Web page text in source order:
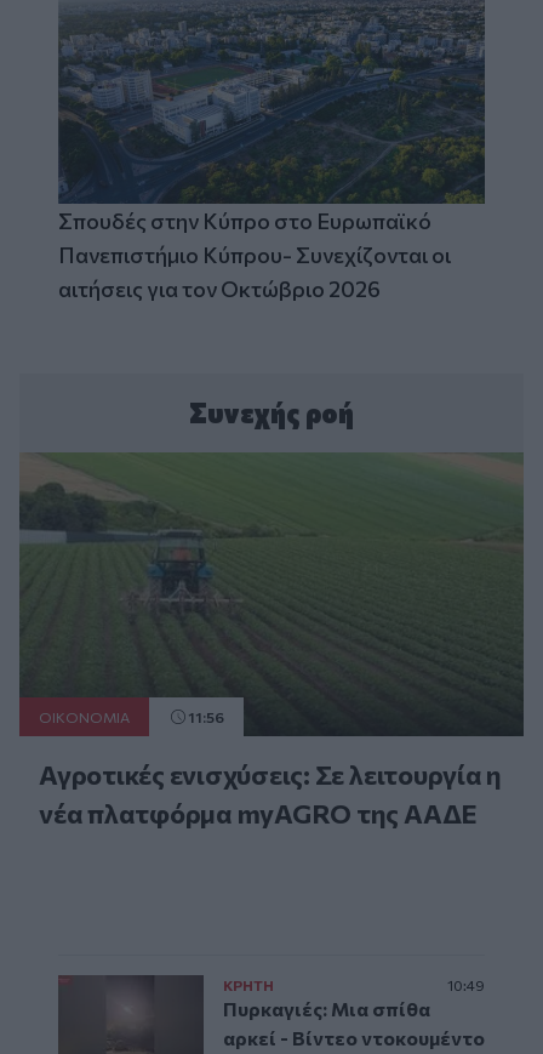
Σπουδές στην Κύπρο στο Ευρωπαϊκό
Πανεπιστήμιο Κύπρου- Συνεχίζονται οι
αιτήσεις για τον Οκτώβριο 2026
Συνεχής ροή
ΟΙΚΟΝΟΜΙΑ 11:56
Αγροτικές ενισχύσεις: Σε λειτουργία η
νέα πλατφόρμα myAGRO της ΑΑΔΕ
ΚΡΗΤΗ 10:49
Πυρκαγιές: Μια σπίθα
αρκεί - Βίντεο ντοκουμέντο